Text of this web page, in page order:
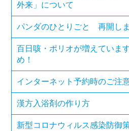
外来」について
パンダのひとりごと 再開し
百日咳・ポリオが増えていま
め！
インターネット予約時のご注
漢方入浴剤の作り方
新型コロナウィルス感染防御